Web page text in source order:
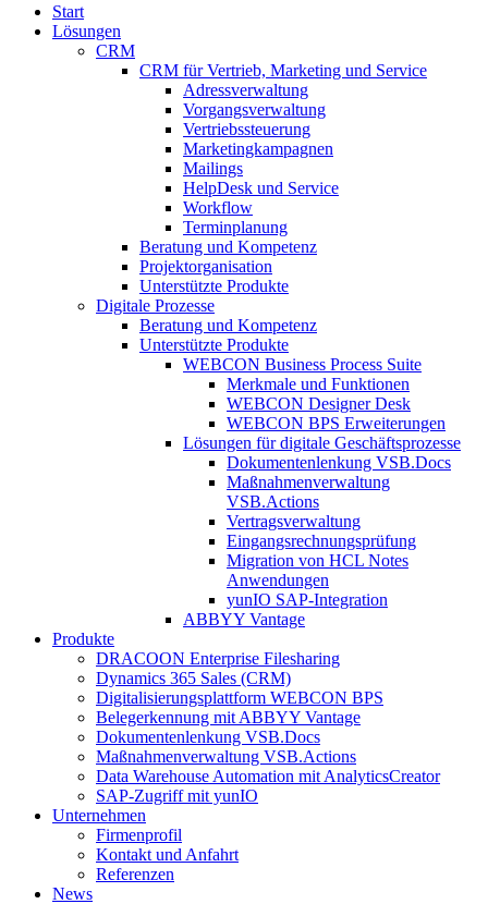
Start
Lösungen
CRM
CRM für Vertrieb, Marketing und Service
Adressverwaltung
Vorgangsverwaltung
Vertriebssteuerung
Marketingkampagnen
Mailings
HelpDesk und Service
Workflow
Terminplanung
Beratung und Kompetenz
Projektorganisation
Unterstützte Produkte
Digitale Prozesse
Beratung und Kompetenz
Unterstützte Produkte
WEBCON Business Process Suite
Merkmale und Funktionen
WEBCON Designer Desk
WEBCON BPS Erweiterungen
Lösungen für digitale Geschäftsprozesse
Dokumentenlenkung VSB.Docs
Maßnahmenverwaltung
VSB.Actions
Vertragsverwaltung
Eingangsrechnungs­prüfung
Migration von HCL Notes
Anwendungen
yunIO SAP-Integration
ABBYY Vantage
Produkte
DRACOON Enterprise Filesharing
Dynamics 365 Sales (CRM)
Digitalisierungsplattform WEBCON BPS
Belegerkennung mit ABBYY Vantage
Dokumentenlenkung VSB.Docs
Maßnahmenverwaltung VSB.Actions
Data Warehouse Automation mit AnalyticsCreator
SAP-Zugriff mit yunIO
Unternehmen
Firmenprofil
Kontakt und Anfahrt
Referenzen
News